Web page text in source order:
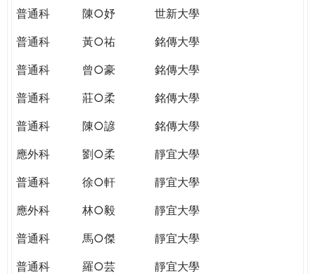
普通科
陳○妤
世新大學
普通科
黃○祐
銘傳大學
普通科
曾○豪
銘傳大學
普通科
莊○柔
銘傳大學
普通科
陳○諺
銘傳大學
應外科
劉○柔
靜宜大學
普通科
徐○軒
靜宜大學
應外科
林○毅
靜宜大學
普通科
馬○傑
靜宜大學
普通科
羅○芸
靜宜大學